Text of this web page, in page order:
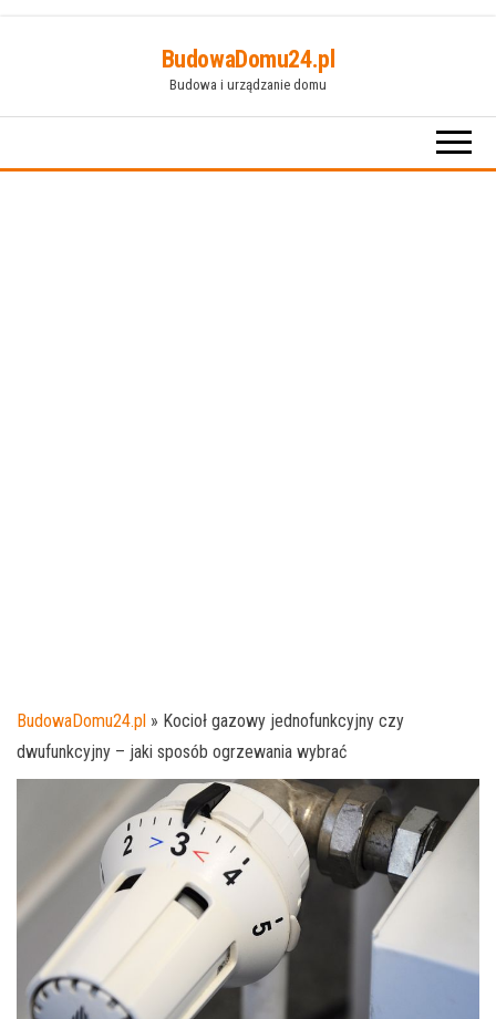
BudowaDomu24.pl
Budowa i urządzanie domu
BudowaDomu24.pl » Kocioł gazowy jednofunkcyjny czy
dwufunkcyjny – jaki sposób ogrzewania wybrać